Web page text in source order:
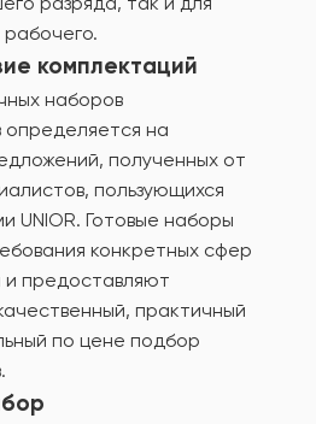
комплектаций
наборов
определяется на
полученных от
пользующихся
UNIOR. Готовые наборы
конкретных сфер
и предоставляют
практичный
по цене подбор